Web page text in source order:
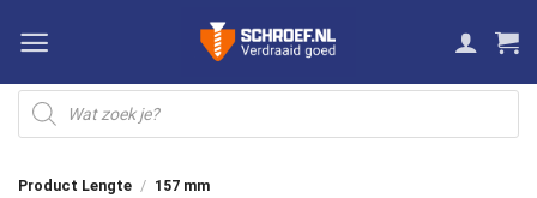
naar
inhoud
Producten
zoeken
Product Lengte / 157 mm